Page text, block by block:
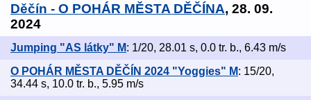
Děčín - O POHÁR MĚSTA DĚČÍNA, 28. 09.
2024
Jumping "AS látky" M: 1/20, 28.01 s, 0.0 tr. b., 6.43 m/s
O POHÁR MĚSTA DĚČÍN 2024 "Yoggies" M: 15/20,
34.44 s, 10.0 tr. b., 5.95 m/s